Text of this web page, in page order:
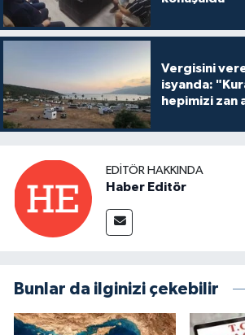
Vergisini
isyanda:
hepimizi zan
EDITÖR HAKKINDA
Haber Editör
Bunlar da ilginizi çekebilir